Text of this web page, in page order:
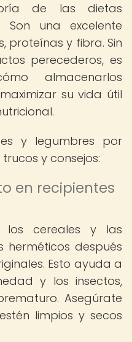
de las dietas
una excelente
proteínas y fibra. Sin
perecederos, es
almacenarlos
su vida útil
y legumbres por
y consejos:
en recipientes
los cereales y las
herméticos después
Esto ayuda a
y los insectos,
Asegúrate
limpios y secos